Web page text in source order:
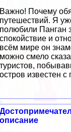
Важно! Почему
путешествий. Я
полюбили Панган
спокойствие и
всём мире он
можно смело
туристов,
остров известен
описание